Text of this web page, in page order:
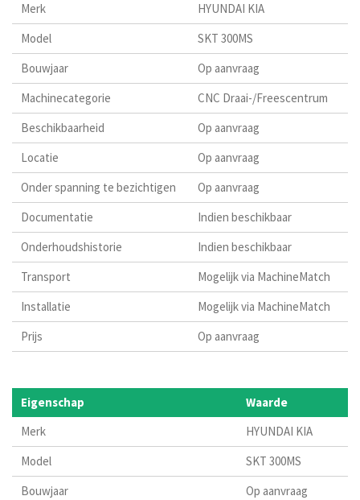
Merk
HYUNDAI KIA
Model
SKT 300MS
Bouwjaar
Op aanvraag
Machinecategorie
CNC Draai-/Freescentrum
Beschikbaarheid
Op aanvraag
Locatie
Op aanvraag
Onder spanning te bezichtigen
Op aanvraag
Documentatie
Indien beschikbaar
Onderhoudshistorie
Indien beschikbaar
Transport
Mogelijk via MachineMatch
Installatie
Mogelijk via MachineMatch
Prijs
Op aanvraag
Eigenschap
Waarde
Merk
HYUNDAI KIA
Model
SKT 300MS
Bouwjaar
Op aanvraag